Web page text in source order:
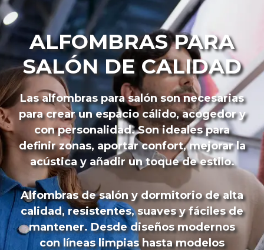
ALFOMBRAS PARA
SALÓN DE CALIDAD
Las alfombras para salón son necesarias
para crear un espacio cálido, acogedor y
con personalidad. Son ideales para
definir zonas, aportar confort, mejorar la
acústica y añadir un toque de estilo.
Alfombras de salón y dormitorio de alta
calidad, resistentes, suaves y fáciles de
mantener. Desde diseños modernos
con líneas limpias hasta modelos